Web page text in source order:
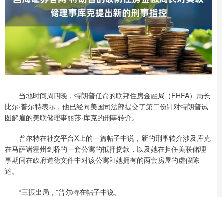
当地时间周四晚，特朗普任命的联邦住房金融局（FHFA）局长
比尔·普尔特表示，他已经向美国司法部提交了第二份针对特朗普试
图解雇的美联储理事丽莎·库克的刑事转介。
普尔特在社交平台X上的一篇帖子中说，新的刑事转介涉及库克
在马萨诸塞州剑桥的一套公寓的抵押贷款，以及她在担任美联储理
事期间在政府道德文件中对该公寓和她拥有的两套房屋的虚假陈
述。
“三振出局，”普尔特在帖子中说。